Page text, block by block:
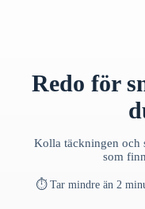
Redo för
Kolla täckningen och
som
⏱ Tar mindre än 2